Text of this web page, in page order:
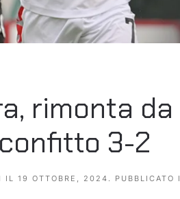
rimonta
3-2
IL 19 OTTOBRE, 2024 . PUBBLICATO